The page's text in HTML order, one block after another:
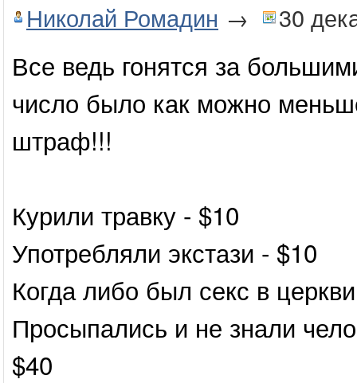
Николай Ромадин → 30
Все ведь гонятся за
число было как можно
штраф!!!
Курили травку - $10
Употребляли экстази - $10
Когда либо был секс в
Просыпались и не знали
$40